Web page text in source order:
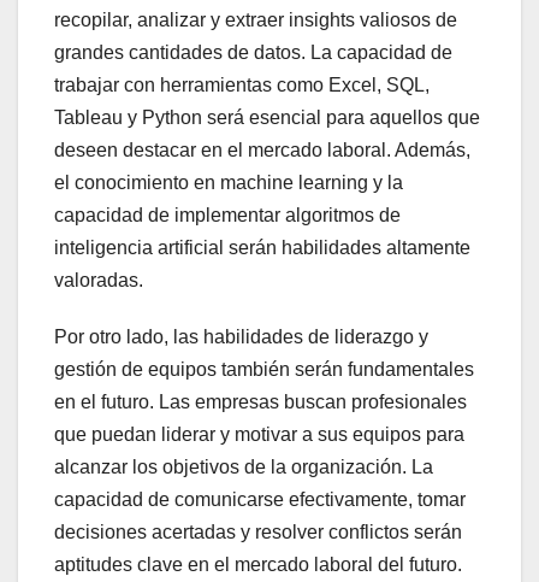
recopilar, analizar y extraer insights valiosos de
grandes cantidades de datos. La capacidad de
trabajar con herramientas como Excel, SQL,
Tableau y Python será esencial para aquellos que
deseen destacar en el mercado laboral. Además,
el conocimiento en machine learning y la
capacidad de implementar algoritmos de
inteligencia artificial serán habilidades altamente
valoradas.
Por otro lado, las habilidades de liderazgo y
gestión de equipos también serán fundamentales
en el futuro. Las empresas buscan profesionales
que puedan liderar y motivar a sus equipos para
alcanzar los objetivos de la organización. La
capacidad de comunicarse efectivamente, tomar
decisiones acertadas y resolver conflictos serán
aptitudes clave en el mercado laboral del futuro.